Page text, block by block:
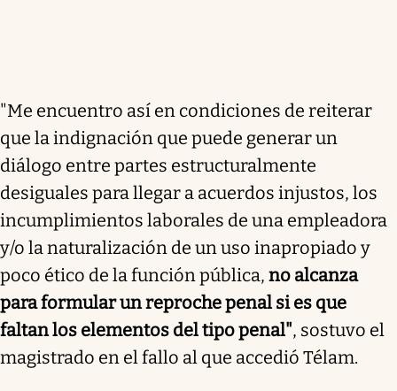
"Me encuentro así en condiciones de reiterar
que la indignación que puede generar un
diálogo entre partes estructuralmente
desiguales para llegar a acuerdos injustos, los
incumplimientos laborales de una empleadora
y/o la naturalización de un uso inapropiado y
poco ético de la función pública, no alcanza
para formular un reproche penal si es que
faltan los elementos del tipo penal", sostuvo el
magistrado en el fallo al que accedió Télam.